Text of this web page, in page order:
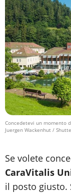
Concedetevi un momento
Juergen Wackenhut /
Se volete
CaraVitalis
il posto giusto.